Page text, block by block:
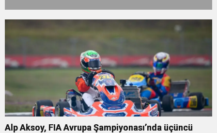
Alp Aksoy, FIA Avrupa Şampiyonası’nda üçüncü